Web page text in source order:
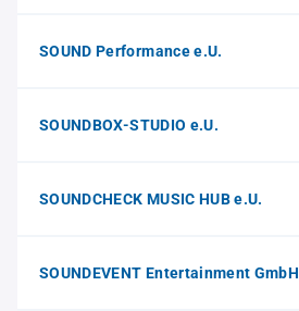
SOUND Performance e.U.
SOUNDBOX-STUDIO e.U.
SOUNDCHECK MUSIC HUB e.U.
SOUNDEVENT Entertainment GmbH